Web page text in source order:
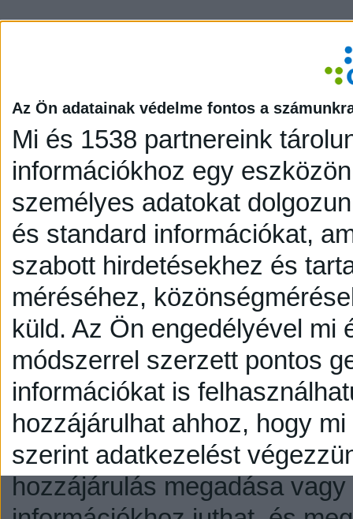
Az Ön adatainak védelme fontos a
Mi és 1538 partnereink
információkhoz egy
személyes adatokat
és standard információkat,
szabott hirdetésekhez és
méréséhez,
küld. Az Ön engedélyével mi
módszerrel szerzett pontos
információkat is
hozzájárulhat ahhoz, hogy
szerint adatkezelést
hozzájárulás megadása